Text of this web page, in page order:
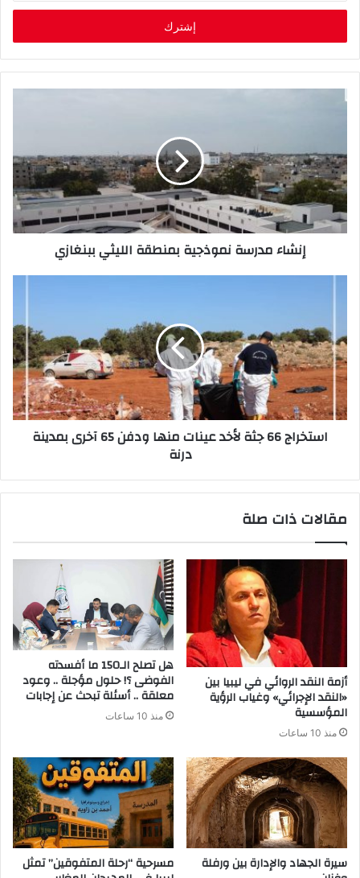
خ
ب
ر
إ
ل
ك
ت
ر
إنشاء مدرسة نموذجية بمنطقة الليثي ببنغازي
استخراج 66 جثة لأخد عينات منها ودفن 65 آخرى بمدينة
درنة
مقالات ذات صلة
أزمة النقد الروائي في ليبيا بين
«النقد الإجرائي» وغياب الرؤية
المؤسسية
منذ 10 ساعات
هل تصلح الـ150 ما أفسدته
الفوضى ؟! حلول مؤجلة .. وعود
معلقة .. أسئلة تبحث عن إجابات
منذ 10 ساعات
سيرة الجهاد والإدارة بين ورفلة مسرحية “رحلة المتفوقين” تمثل